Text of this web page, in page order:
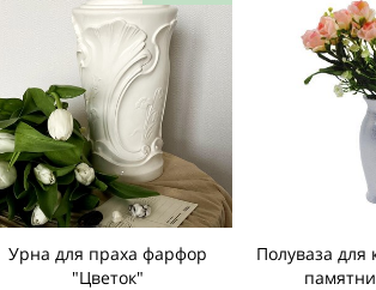
Урна для праха фарфор
"Цветок"
Полуваза для